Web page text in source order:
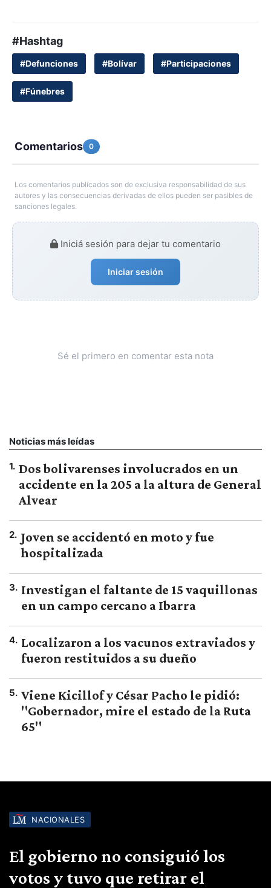
#Hashtag
#Defunciones #Bolívar #Participaciones
#Fúnebres
Comentarios 0
Los comentarios publicados son de exclusiva responsabilidad de sus
autores y las consecuencias derivadas de ellos pueden ser pasibles de
sanciones legales.
Iniciá sesión para dejar tu comentario
Iniciar sesión
Sé el primero en comentar esta nota
Noticias más leídas
1. Dos bolivarenses involucrados en un
accidente en la 205 a la altura de General
Alvear
2. Joven se accidentó en moto y fue
hospitalizada
3. Investigan el faltante de 15 vaquillonas
en un campo cercano a Ibarra
4. Localizaron a los vacunos extraviados y
fueron restituidos a su dueño
5. Viene Kicillof y César Pacho le pidió:
"Gobernador, mire el estado de la Ruta
65"
NACIONALES
El gobierno no consiguió los
votos y tuvo que retirar el